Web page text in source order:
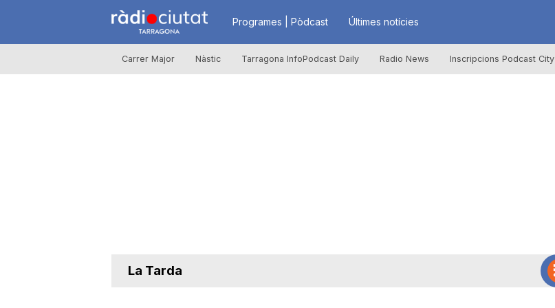
R
à
Programes | Pòdcast Últimes notícies
Carrer Major Nàstic Tarragona InfoPodcast Daily Radio News Inscripcions Podcast City
La Tarda